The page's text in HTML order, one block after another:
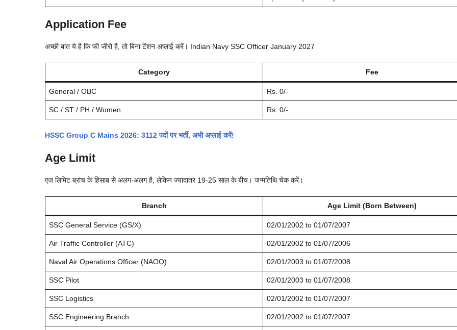
Application Fee
अच्छी बात ये है कि फी जीरो है, तो बिना टेंशन अप्लाई करें। Indian Navy SSC Officer January 2027
Category Fee
General / OBC Rs. 0/-
SC / ST / PH / Women Rs. 0/-
HSSC Group C Mains 2026: 3112 पदों पर भर्ती, अभी अप्लाई करें!
Age Limit
एज लिमिट ब्रांच के हिसाब से अलग-अलग है, लेकिन ज्यादातर 19-25 साल के बीच। जन्मतिथि चेक करें।
Branch Age Limit (Born Between)
SSC General Service (GS/X) 02/01/2002 to 01/07/2007
Air Traffic Controller (ATC) 02/01/2002 to 01/07/2006
Naval Air Operations Officer (NAOO) 02/01/2003 to 01/07/2008
SSC Pilot 02/01/2003 to 01/07/2008
SSC Logistics 02/01/2002 to 01/07/2007
SSC Engineering Branch 02/01/2002 to 01/07/2007